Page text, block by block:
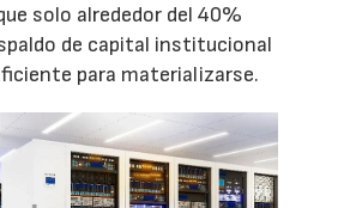
solo alrededor del 40%
de capital institucional
para materializarse.